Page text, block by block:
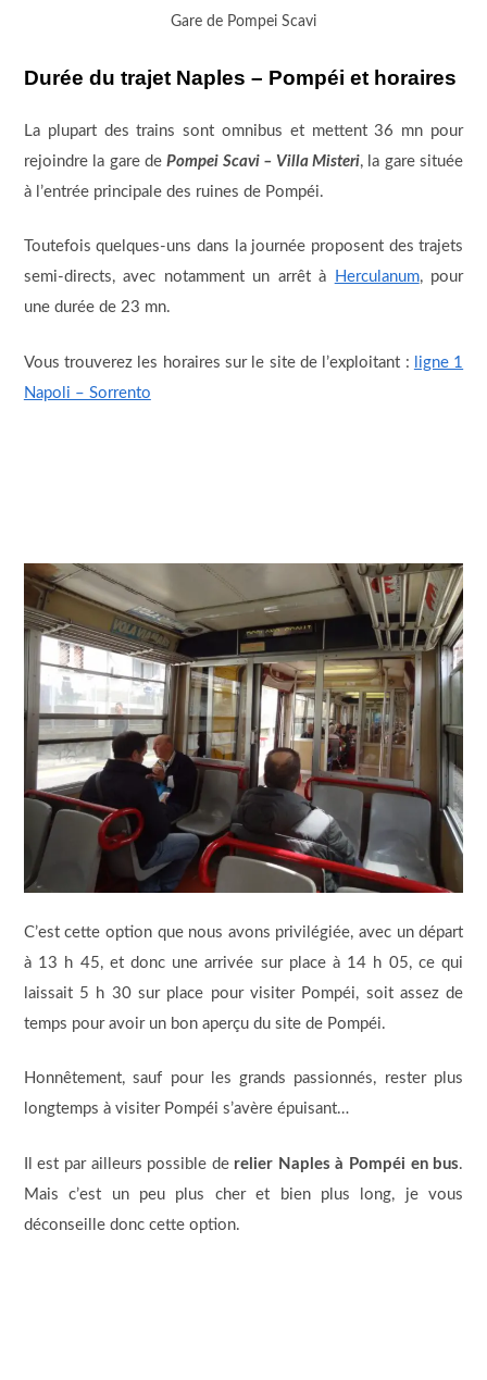
Gare de Pompei Scavi
Durée du trajet Naples – Pompéi et horaires
La plupart des trains sont omnibus et mettent 36 mn pour
rejoindre la gare dePompei Scavi – Villa Misteri, la gare située
à l’entrée principale des ruines de Pompéi.
Toutefois quelques-uns dans la journée proposent des trajets
semi-directs, avec notamment un arrêt à
Herculanum, pour
une durée de 23 mn.
Vous trouverez les horaires sur le site de l’exploitant :
ligne 1
Napoli – Sorrento
C’est cette option que nous avons privilégiée, avec un départ
à 13 h 45, et donc une arrivée sur place à 14 h 05, ce qui
laissait 5 h 30 sur place pour visiter Pompéi, soit assez de
temps pour avoir un bon aperçu du site de Pompéi.
Honnêtement, sauf pour les grands passionnés, rester plus
longtemps à visiter Pompéi s’avère épuisant…
Il est par ailleurs possible de relier Naples à Pompéi en bus.
Mais c’est un peu plus cher et bien plus long, je vous
déconseille donc cette option.